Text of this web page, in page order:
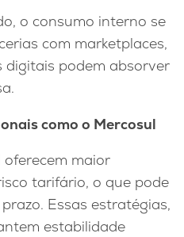
o consumo interno se
com marketplaces,
digitais podem absorver
como o Mercosul
oferecem maior
tarifário, o que pode
Essas estratégias,
estabilidade